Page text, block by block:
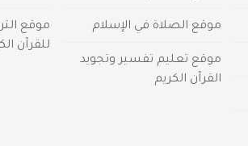
موقع الصلاة في الإسلام
موقع تعليم تفسير وتجويد
القرآن الكريم
موقع
للقرآن